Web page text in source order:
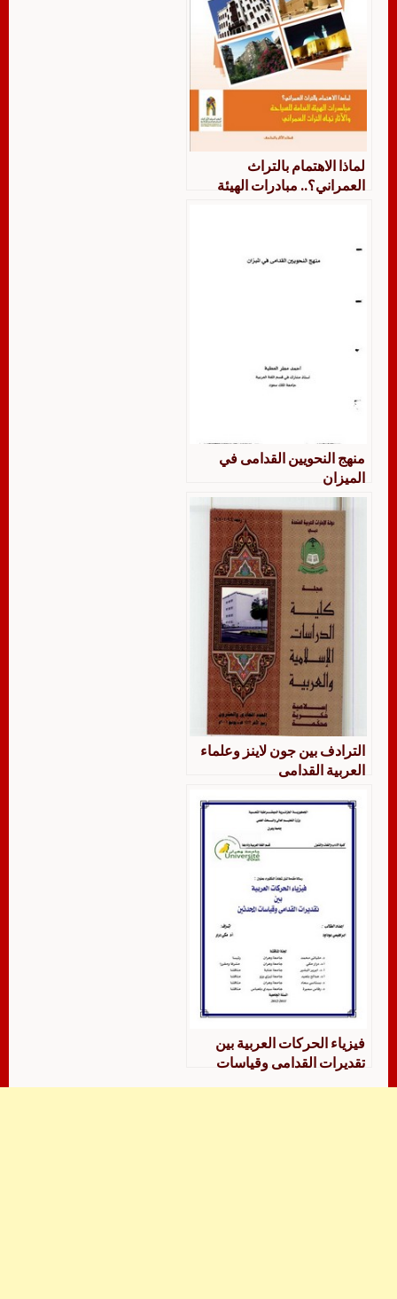
لماذا الاهتمام بالتراث
العمراني؟.. مبادرات الهيئة
منهج النحويين القدامى في
الميزان
الترادف بين جون لاينز وعلماء
العربية القدامى
فيزياء الحركات العربية بين
تقديرات القدامى وقياسات